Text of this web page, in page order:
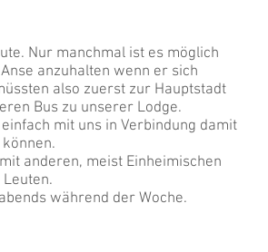
Nur manchmal ist es möglich
anzuhalten wenn er sich
also zuerst zur Hauptstadt
Bus zu unserer Lodge.
mit uns in Verbindung damit
anderen, meist Einheimischen
während der Woche.